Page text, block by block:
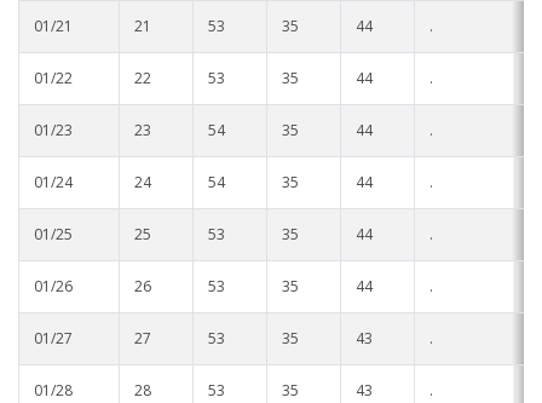
01/21 21 53 35 44 .
01/22 22 53 35 44 .
01/23 23 54 35 44 .
01/24 24 54 35 44 .
01/25 25 53 35 44 .
01/26 26 53 35 44 .
01/27 27 53 35 43 .
01/28 28 53 35 43 .